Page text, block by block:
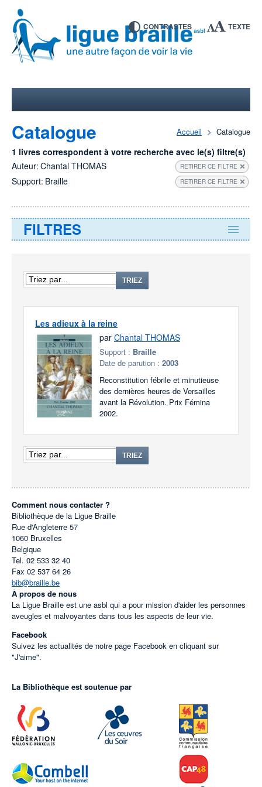
CONTRASTES TEXTE
Accueil Catalogue
Catalogue
1 livres correspondent à votre recherche avec le(s) filtre(s)
Auteur: Chantal THOMAS RETIRER CE FILTRE
Support: Braille RETIRER CE FILTRE
FILTRES
TRIEZ
Les adieux à la reine
par Chantal THOMAS
Support : Braille
Date de parution : 2003
Reconstitution fébrile et minutieuse
des dernières heures de Versailles
avant la Révolution. Prix Fémina
2002.
TRIEZ
Comment nous contacter ?
Bibliothèque de la Ligue Braille
Rue d'Angleterre 57
1060 Bruxelles
Belgique
Tel. 02 533 32 40
Fax 02 537 64 26
bib@braille.be
À propos de nous
La Ligue Braille est une asbl qui a pour mission d'aider les personnes
aveugles et malvoyantes dans tous les aspects de leur vie.
Facebook
Suivez les actualités de notre page Facebook en cliquant sur
"J'aime".
La Bibliothèque est soutenue par